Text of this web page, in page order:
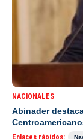
NACIONALES
Abinader